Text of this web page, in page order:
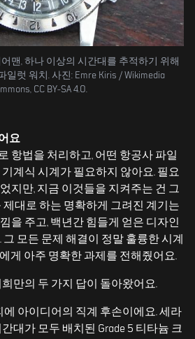
맨, 하나 이상의 시간대를 추적하기 위해
일럿 워치. 사진: Emre Kiris / Wikimedia
CC BY-SA 4.0.
요
항법을 처리하고, 어떤 항공사 파일
계식 시계가 필요하지 않아요. 필요
지만, 지금 이것들을 지켜주는 건 그
제대로 하는 명확하게 그려진 계기는
을 주고, 백년간 힘들게 얻은 디자인
모든 문제 해결이 정말 훌륭한 시계
게 아주 명확한 과제를 전해줬어요.
만의 두 가지 답이 돌아왔어요.
에 아이디어의 직계 후손이에요. 세라
대가 모두 배치된 Grade 5 티타늄 크